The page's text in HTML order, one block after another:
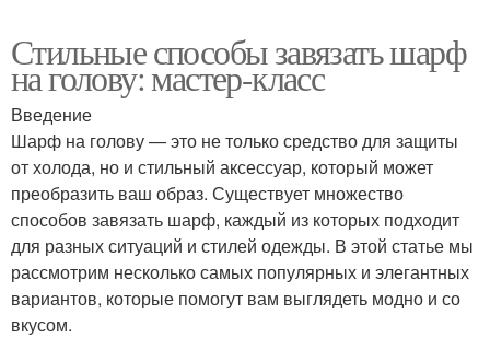
Стильные способы завязать шарф
на голову: мастер-класс
Введение
Шарф на голову — это не только средство для защиты
от холода, но и стильный аксессуар, который может
преобразить ваш образ. Существует множество
способов завязать шарф, каждый из которых подходит
для разных ситуаций и стилей одежды. В этой статье мы
рассмотрим несколько самых популярных и элегантных
вариантов, которые помогут вам выглядеть модно и со
вкусом.